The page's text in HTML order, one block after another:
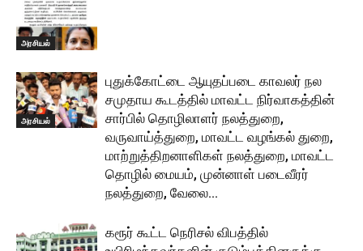
அரசியல்
அரசியல்
புதுக்கோட்டை ஆயுதப்படை காவலர் நல
சமுதாய கூடத்தில் மாவட்ட நிர்வாகத்தின்
சார்பில் தொழிலாளர் நலத்துறை,
வருவாய்த்துறை, மாவட்ட வழங்கல் துறை,
மாற்றுத்திறனாளிகள் நலத்துறை, மாவட்ட
தொழில் மையம், முன்னாள் படைவீரர்
நலத்துறை, வேலை...
கரூர் கூட்ட நெரிசல் விபத்தில்